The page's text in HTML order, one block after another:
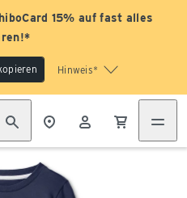
15% auf fast alles
Hinweis*